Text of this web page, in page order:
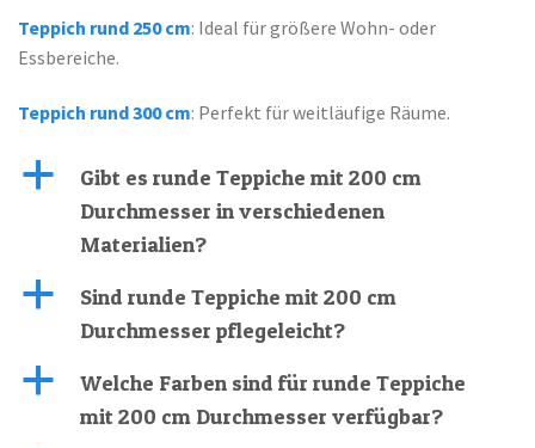
Teppich rund 250 cm: Ideal für größere Wohn- oder
Essbereiche.
Teppich rund 300 cm: Perfekt für weitläufige Räume.
a
Gibt es runde Teppiche mit 200 cm
Durchmesser in verschiedenen
Materialien?
a
Sind runde Teppiche mit 200 cm
Durchmesser pflegeleicht?
a
Welche Farben sind für runde Teppiche
mit 200 cm Durchmesser verfügbar?